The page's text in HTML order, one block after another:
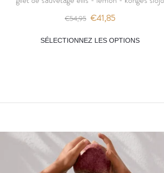
€54,95 €41,85
SÉLECTIONNEZ LES OPTIONS